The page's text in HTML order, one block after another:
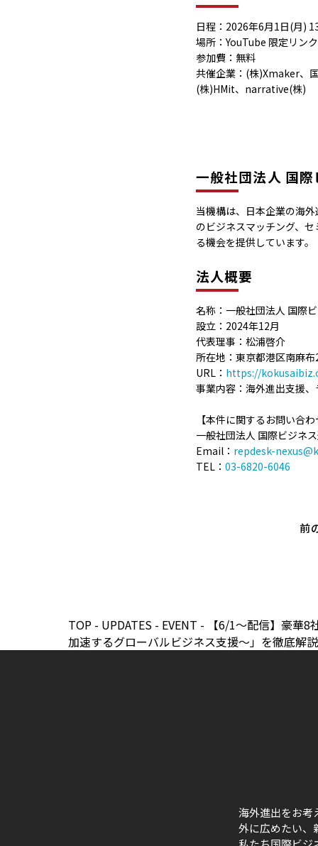
日程：2026年6月1日(月)
場所：YouTube 限定リン
参加費：無料
共催企業：(株)Xmaker、
(株)HMit、narrative(株)
一般社団法人 国
当機構は、日本企業の海
のビジネスマッチング、
る機会を提供しています。
法人概要
名称：一般社団法人 国際
設立：2024年12月
代表理事：松浦啓介
所在地：東京都港区南麻
URL： https://
事業内容：海外進出支援
【本件に関するお問い合
一般社団法人 国際ビジネ
Email： repdesk-
TEL： 03-6820-6046
前
TOP - UPDATES - EVENT -
【6/1〜配信】豪華
加速するグローバルビジネス支援〜」を徹底解説
海外進出をお考
外に広めたい、